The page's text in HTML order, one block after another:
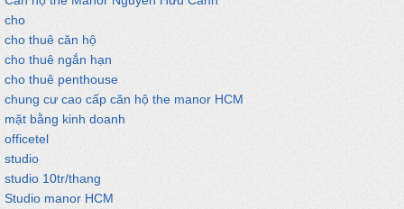
cho
cho thuê căn hộ
cho thuê ngắn hạn
cho thuê penthouse
chung cư cao cấp căn hộ the manor HCM
mặt bằng kinh doanh
officetel
studio
studio 10tr/thang
Studio manor HCM